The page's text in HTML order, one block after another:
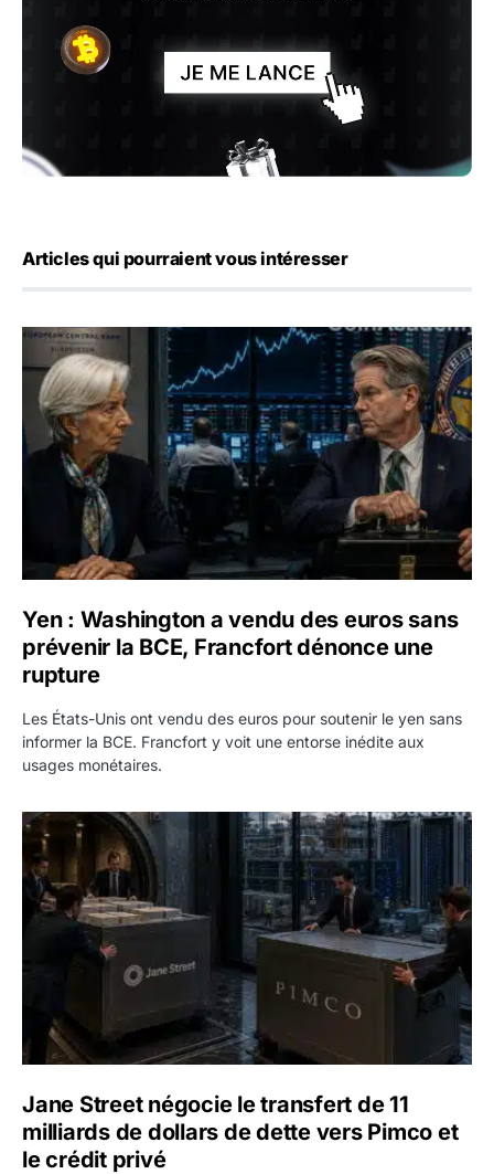
Articles qui pourraient vous intéresser
Yen : Washington a vendu des euros sans prévenir la
Yen : Washington a vendu des euros sans
prévenir la BCE, Francfort dénonce une
rupture
Les États-Unis ont vendu des euros pour soutenir le yen sans
informer la BCE. Francfort y voit une entorse inédite aux
usages monétaires.
Jane Street négocie le transfert de 11 milliards de
Jane Street négocie le transfert de 11
milliards de dollars de dette vers Pimco et
le crédit privé